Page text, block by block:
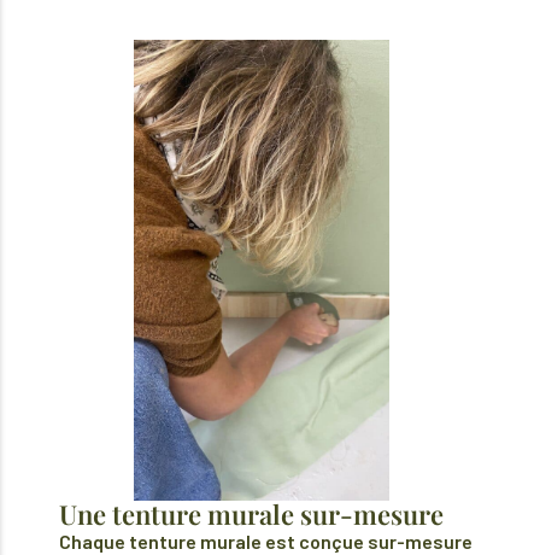
Une tenture murale sur-mesure
Chaque tenture murale est conçue sur-mesure